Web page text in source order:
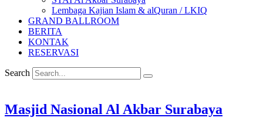
Lembaga Kajian Islam & alQuran / LKIQ
GRAND BALLROOM
BERITA
KONTAK
RESERVASI
Search
Masjid Nasional Al Akbar Surabaya